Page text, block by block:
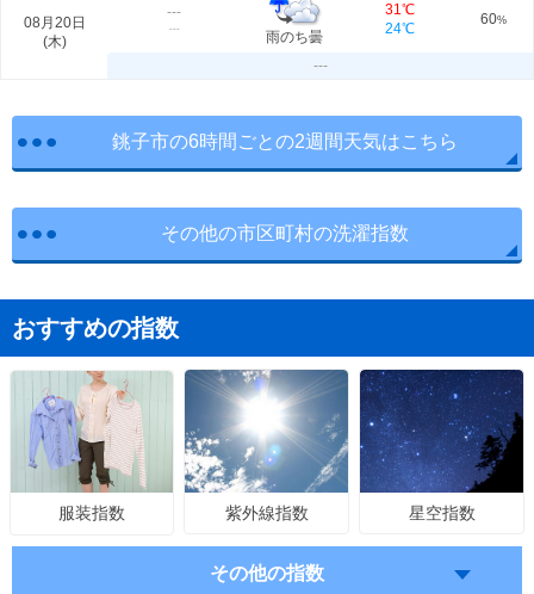
08月20日
(木)
---
---
雨のち曇
31℃
24℃
60%
---
銚子市の6時間ごとの2週間天気はこちら
その他の市区町村の洗濯指数
おすすめの指数
服装指数 紫外線指数 星空指数
その他の指数